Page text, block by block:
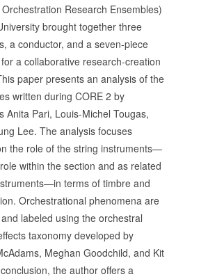
instagram
Research Ensembles)
brought together three
a conductor, and a seven-piece
a collaborative research-creation
paper presents an analysis of the
written during CORE 2 by
Anita Pari, Louis-Michel Tougas,
Lee. The analysis focuses
the role of the string instruments—
within the section and as related
terms of timbre and
Orchestrational phenomena are
labeled using the orchestral
taxonomy developed by
Meghan Goodchild, and Kit
the author offers a